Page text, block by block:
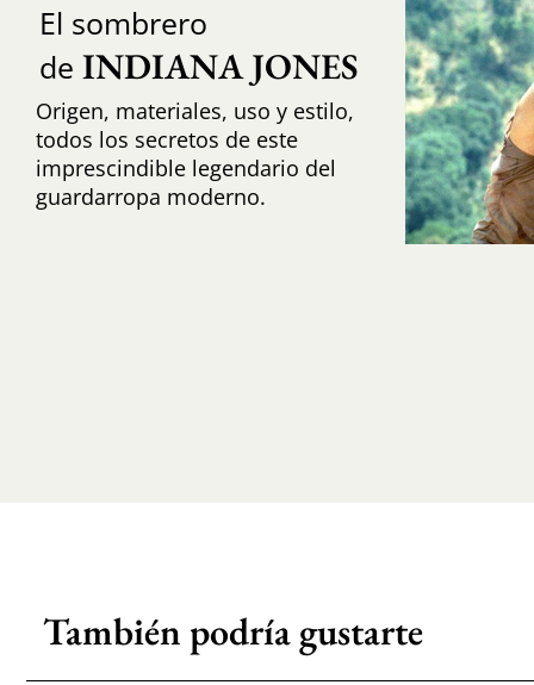
El sombrero
de INDIANA JONES
Origen, materiales, uso y estilo,
todos los secretos de este
imprescindible legendario del
guardarropa moderno.
También podría gustarte